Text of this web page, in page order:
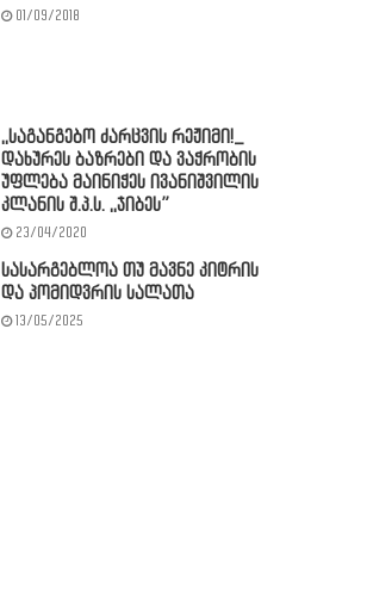
01/09/2018
,,საგანგებო ძარცვის რეჟიმი!_
დახურეს ბაზრები და ვაჭრობის
უფლება მაინიჭეს ივანიშვილის
კლანის შ.პ.ს. ,,ჯიბეს”
23/04/2020
სასარგებლოა თუ მავნე კიტრის
და პომიდვრის სალათა
13/05/2025